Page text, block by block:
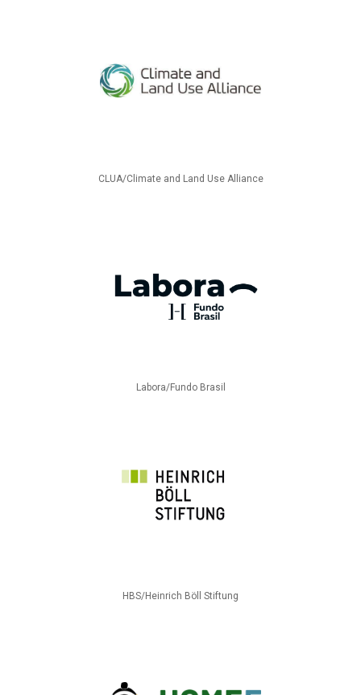
CLUA/Climate and Land Use Alliance
Labora/Fundo Brasil
HBS/Heinrich Böll Stiftung